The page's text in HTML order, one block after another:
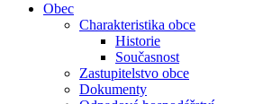
Obec
Charakteristika obce
Historie
Současnost
Zastupitelstvo obce
Dokumenty